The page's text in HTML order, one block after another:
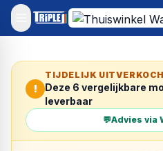
!
TIJDELIJK
Deze 6 vergelijkbare
leverbaar
💬Advies via